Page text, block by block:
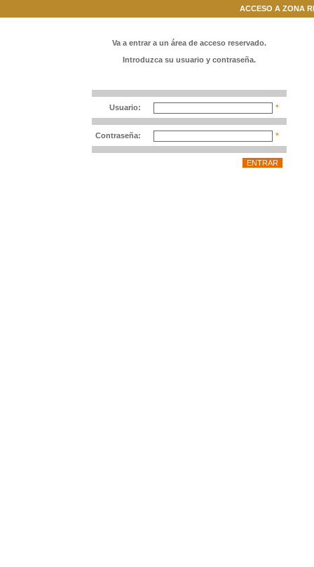
ACCESO A ZONA
Va a entrar a un área de acceso reservado.
Introduzca su usuario y contraseña.
Usuario: *
Contraseña: *